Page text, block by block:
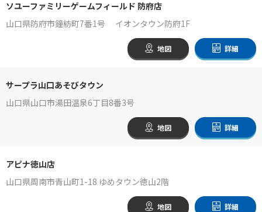
ソユーファミリーゲームフィールド 防府店
山口県防府市鐘紡町7番1号 イオンタウン防府1F
地図 詳細
サープラ山口あそびタウン
山口県山口市湯田温泉6丁目8番3号
地図 詳細
アピナ徳山店
山口県周南市青山町1-18 ゆめタウン徳山2階
地図 詳細